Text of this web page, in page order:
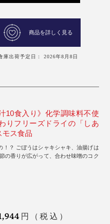
商品を詳しく見る
庫出荷予定日： 2026年8月8日
10食入り》化学調味料不使
りフリーズドライの「しあ
モス食品
！？ ごぼうはシャキシャキ、油揚げは
の香りが広がって、合わせ味噌のコク
円（税込）